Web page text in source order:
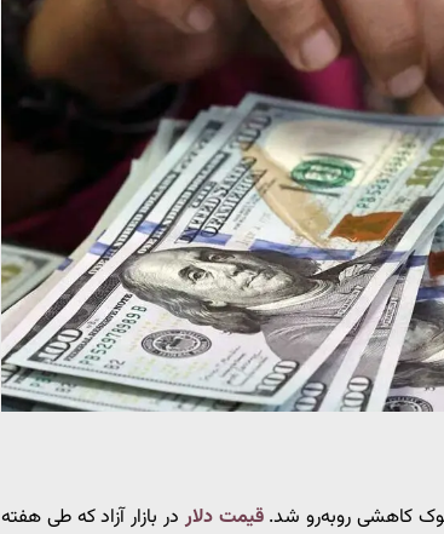
کاهشی روبه‌رو شد. قیمت دلار در بازار آزاد که طی هفته